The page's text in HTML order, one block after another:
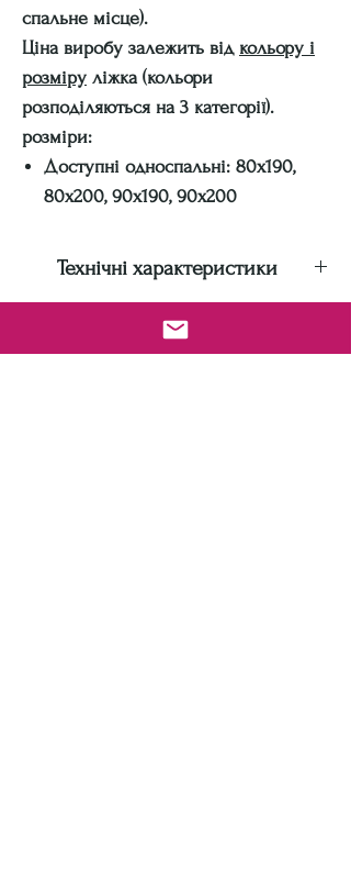
спальне місце).
Ціна виробу залежить від кольору і
розміру ліжка (кольори
розподіляються на 3 категорії).
розміри:
Доступні односпальні: 80х190,
80х200, 90х190, 90х200
Технічні характеристики
Виробник: Метaкам
Країна-виробник: Україна